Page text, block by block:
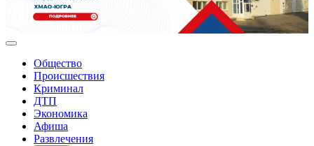
Общество
Происшествия
Криминал
ДТП
Экономика
Афиша
Развлечения